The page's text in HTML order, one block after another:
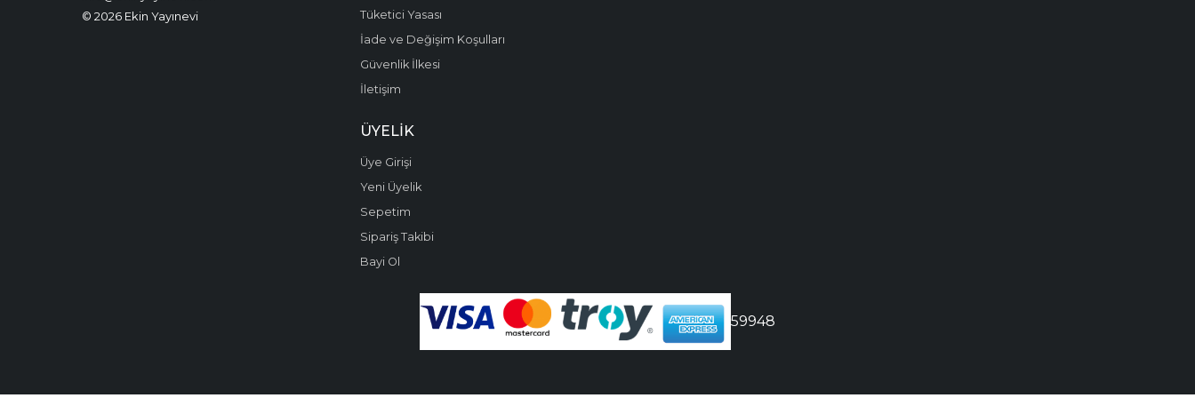
İş Hukuku
© 2026 Ekin Yayınevi
Tüketici Yasası
İade ve Değişim Koşulları
Güvenlik İlkesi
İletişim
ÜYELIK
Üye Girişi
Yeni Üyelik
Sepetim
Sipariş Takibi
Bayi Ol
59948